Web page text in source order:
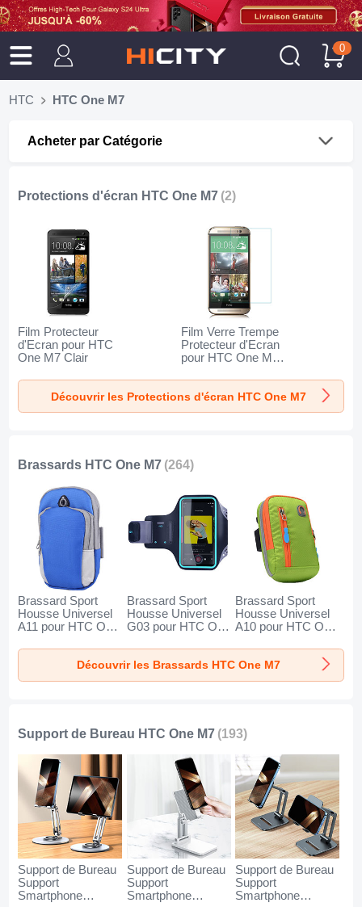
0
HTC HTC One M7
Acheter par Catégorie
Protections d'écran HTC One M7 (2)
Film Protecteur
d'Ecran pour HTC
One M7 Clair
Film Verre Trempe
Protecteur d'Ecran
pour HTC One M7
Découvrir les Protections d'écran HTC One M7
Brassards HTC One M7 (264)
Brassard Sport
Housse Universel
A11 pour HTC One
Brassard Sport
Housse Universel
G03 pour HTC One
Brassard Sport
Housse Universel
A10 pour HTC One
Découvrir les Brassards HTC One M7
Support de Bureau HTC One M7 (193)
Support de Bureau
Support
Smartphone
Support de Bureau
Support
Smartphone
Support de Bureau
Support
Smartphone